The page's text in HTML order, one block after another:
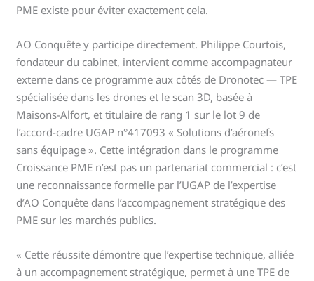
PME existe pour éviter exactement cela.
AO Conquête y participe directement. Philippe Courtois,
fondateur du cabinet, intervient comme accompagnateur
externe dans ce programme aux côtés de Dronotec — TPE
spécialisée dans les drones et le scan 3D, basée à
Maisons-Alfort, et titulaire de rang 1 sur le lot 9 de
l’accord-cadre UGAP n°417093 « Solutions d’aéronefs
sans équipage ». Cette intégration dans le programme
Croissance PME n’est pas un partenariat commercial : c’est
une reconnaissance formelle par l’UGAP de l’expertise
d’AO Conquête dans l’accompagnement stratégique des
PME sur les marchés publics.
« Cette réussite démontre que l’expertise technique, alliée
à un accompagnement stratégique, permet à une TPE de